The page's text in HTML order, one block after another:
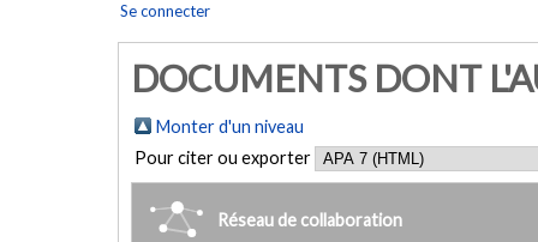
Se connecter
DOCUMENTS DONT
Monter d'un niveau
Pour citer ou exporter
Réseau de collaboration